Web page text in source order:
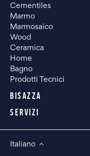
Cementiles
Marmo
Marmosaico
Wood
Ceramica
Home
Bagno
Prodotti Tecnici
BISAZZA
SERVIZI
Italiano